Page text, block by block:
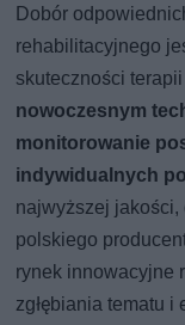
Dobór
rehabilitacyjnego
skuteczności
nowoczesnym
monitorowanie
indywidualnych
najwyższej jakości,
polskiego
rynek innowacyjne
zgłębiania tematu